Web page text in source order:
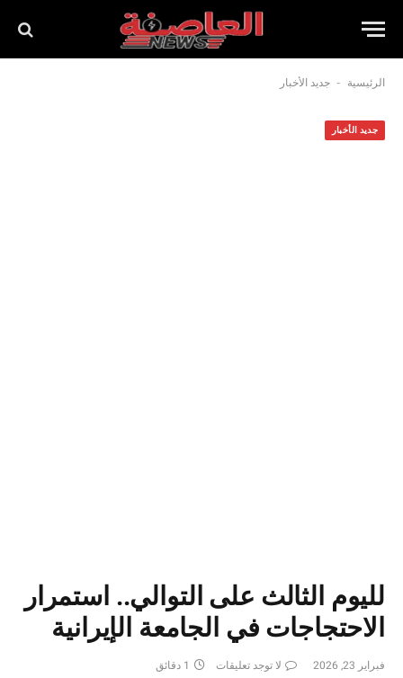
الرئيسية - جديد الأخبار
جديد الأخبار
لليوم الثالث على التوالي.. استمرار
الاحتجاجات في الجامعة الإيرانية
فبراير 23, 2026 لا توجد تعليقات 1 دقائق